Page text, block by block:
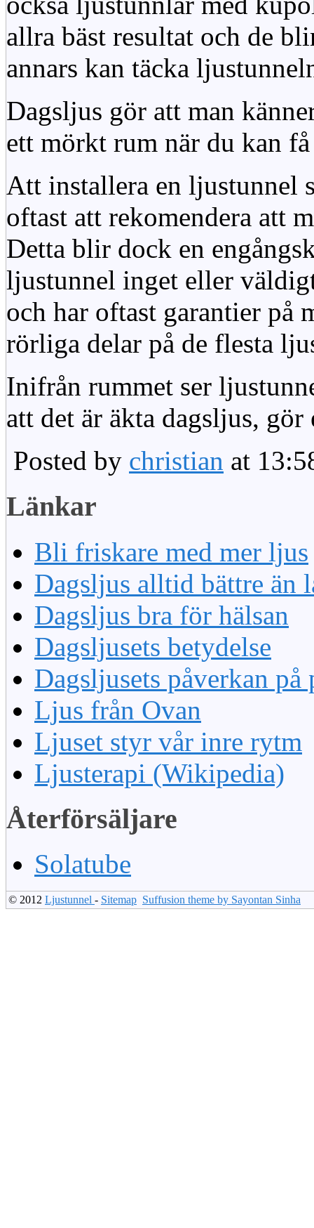
allra bäst resultat och de
annars kan täcka
Dagsljus gör att man
ett mörkt rum när du kan
Att installera en ljustunnel
oftast att rekomendera att
Detta blir dock en
ljustunnel inget eller
och har oftast garantier på
rörliga delar på de flesta
Inifrån rummet ser
att det är äkta dagsljus,
Posted by christian at
Länkar
Bli friskare med mer ljus
Dagsljus alltid bättre än
Dagsljus bra för hälsan
Dagsljusets betydelse
Dagsljusets påverkan på
Ljus från Ovan
Ljuset styr vår inre rytm
Ljusterapi (Wikipedia)
Återförsäljare
Solatube
© 2012 Ljustunnel - Sitemap Suffusion theme by Sayontan Sinha